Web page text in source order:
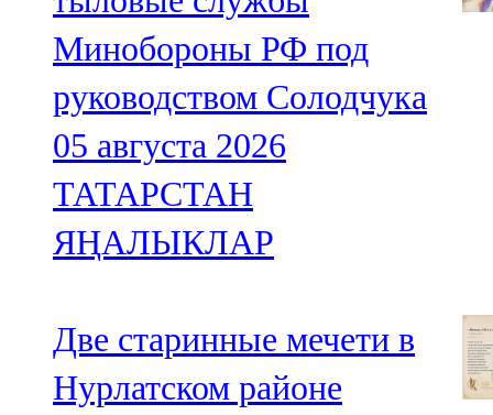
Минобороны РФ под
руководством Солодчука
05 августа 2026
ТАТАРСТАН
ЯҢАЛЫКЛАР
Две старинные мечети в
Нурлатском районе